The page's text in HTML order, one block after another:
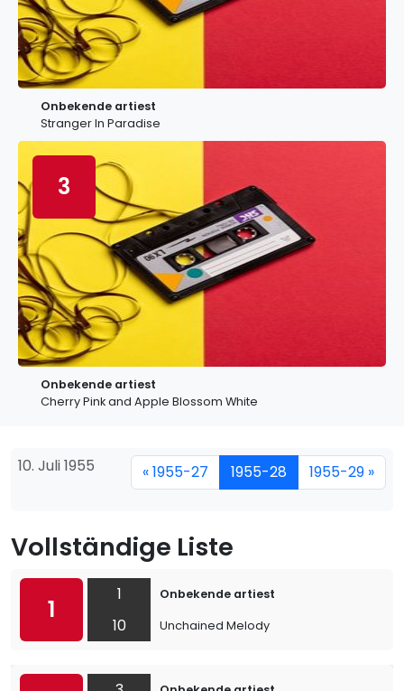
Onbekende artiest
Stranger In Paradise
3
Onbekende artiest
Cherry Pink and Apple Blossom White
10. Juli 1955 « 1955-27 1955-28 1955-29 »
Vollständige Liste
1
1
10
Onbekende artiest
Unchained Melody